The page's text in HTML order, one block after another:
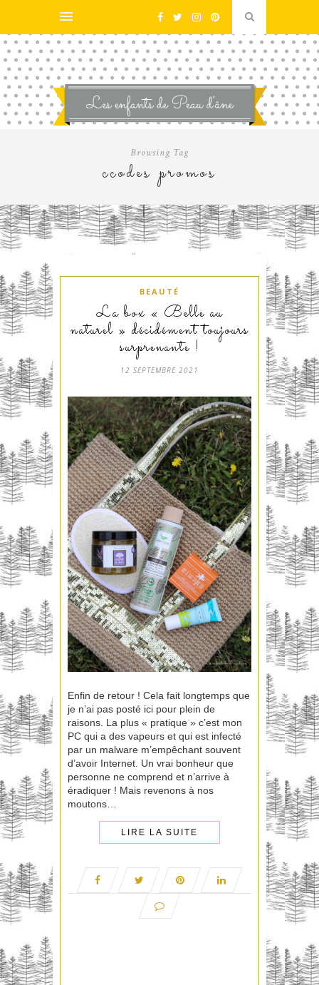
Browsing Tag
ccodes promos
BEAUTÉ
La box « Belle au
naturel » décidément toujours
surprenante !
12 SEPTEMBRE 2021
Enfin de retour ! Cela fait longtemps que
je n’ai pas posté ici pour plein de
raisons. La plus « pratique » c’est mon
PC qui a des vapeurs et qui est infecté
par un malware m’empêchant souvent
d’avoir Internet. Un vrai bonheur que
personne ne comprend et n’arrive à
éradiquer ! Mais revenons à nos
moutons…
LIRE LA SUITE